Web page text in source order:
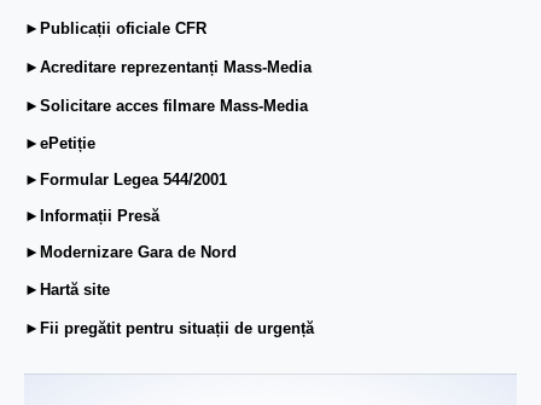
►Publicații oficiale CFR
►Acreditare reprezentanți Mass-Media
►Solicitare acces filmare Mass-Media
►ePetiție
►Formular Legea 544/2001
►Informații Presă
►Modernizare Gara de Nord
►Hartă site
►Fii pregătit pentru situații de urgență